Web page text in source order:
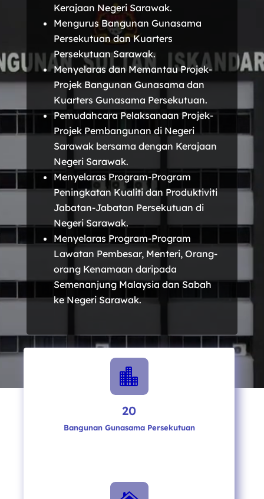
Kerajaan Negeri Sarawak.
Mengurus Bangunan Gunasama
Persekutuan dan Kuarters
Persekutuan Sarawak.
Menyelaras dan Memantau Projek-
Projek Bangunan Gunasama dan
Kuarters Gunasama Persekutuan.
Pemudahcara Pelaksanaan Projek-
Projek Pembangunan di Negeri
Sarawak bersama dengan Kerajaan
Negeri Sarawak.
Menyelaras Program-Program
Peningkatan Kualiti dan Produktiviti
Jabatan-Jabatan Persekutuan di
Negeri Sarawak.
Menyelaras Program-Program
Lawatan Pembesar, Menteri, Orang-
orang Kenamaan daripada
Semenanjung Malaysia dan Sabah
ke Negeri Sarawak.

20
Bangunan Gunasama Persekutuan